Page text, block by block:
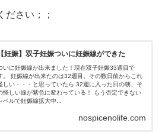
ださい；；
【妊娠】双子妊娠ついに妊娠線ができた
いに妊娠線が出来ました！現在双子妊娠33週目で
。 妊娠線が出来たのは32週目。その数日前からこれ
しい・・・と思っていたら 32週に入った日の朝、そ
怪しい線が紫色に変わっている！ もう否定できない
ベルで妊娠線拡大中...
nospicenolife.com